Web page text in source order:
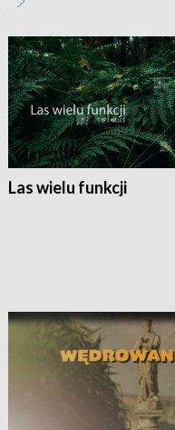
Las wielu funkcji